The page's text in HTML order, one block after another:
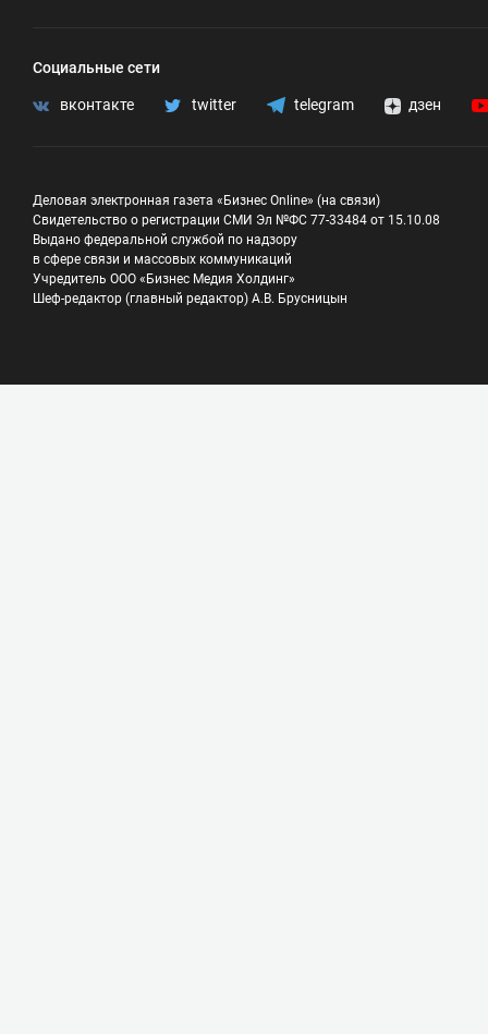
Социальные сети
вконтакте twitter telegram дзен
Деловая электронная газета «Бизнес Online» (на связи)
Свидетельство о регистрации СМИ Эл №ФС 77-33484 от 15.10.08
Выдано федеральной службой по надзору
в сфере связи и массовых коммуникаций
Учредитель ООО «Бизнес Медия Холдинг»
Шеф-редактор (главный редактор) А.В. Брусницын